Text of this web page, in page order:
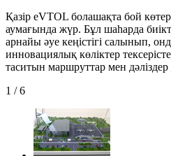
Қазір eVTOL болашақта бой
аумағында жүр. Бұл шаһарда
арнайы әуе кеңістігі салынып,
инновациялық көліктер
таситын маршруттар мен
1 /6